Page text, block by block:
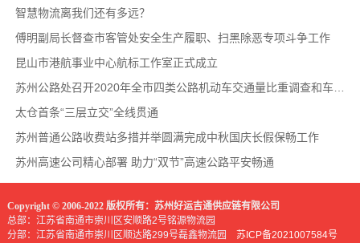
智慧物流离我们还有多远？
傅明副局长督查市客管处安全生产履职、扫黑除恶专项斗争工作
昆山市港航事业中心航标工作室正式成立
苏州公路处召开2020年全市四类公路机动车交通量比重调查和车速调查布置会
太仓首条“三层立交”全线贯通
苏州普通公路收费站多措并举圆满完成中秋国庆长假保畅工作
苏州高速公司精心部署 助力“双节”高速公路平安畅通
Copyright © 2006-2022 版权所有：苏州好运吉通供应链有限公司
总部：江苏省南通市崇川区安顺路2号铭源物流园
分部：江苏省南通市崇川区顺达路299号磊鑫物流园 苏ICP备2021007584号